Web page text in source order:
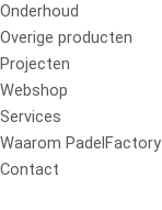
Onderhoud
Overige producten
Projecten
Webshop
Services
Waarom PadelFactory
Contact